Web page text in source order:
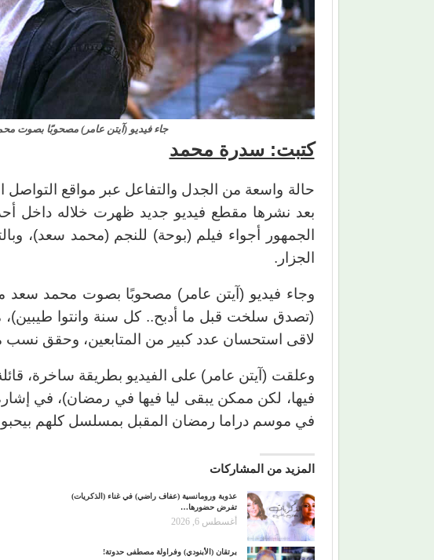
جاء فيديو (آيتن عامر) مصحوبًا بصوت
كتبت: سدرة محمد
حالة واسعة من الجدل والتفاعل عبر مواقع التواصل
بعد نشرها مقطع فيديو جديد ظهرت خلاله داخل
الجمهور أجواء فيلم (بوحة) للنجم (محمد سعد)،
الجزار.
وجاء فيديو (آيتن عامر) مصحوبًا بصوت محمد سعد
(تصدق سلخت قبل ما أدبح.. كل سنة وانتوا طيبين)،
لاقى استحسان عدد كبير من المتابعين، وحقق
وعلقت (آيتن عامر) على الفيديو بطريقة ساخرة،
فيها، لكن ممكن يبقى ليا فيها في رمضان)، في
في موسم دراما رمضان المقبل بمسلسل كلهم
المزيد من المشاركات
عذوبة ورومانسية (عفاف راضي) في غناء (الذكريات)
تفرض حضورها…
أغسطس 6, 2026
برتقان (الأبنودي) وفراولة مصطفى حدوتة!